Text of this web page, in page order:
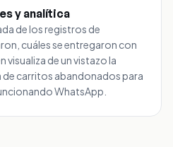
y analítica
de los registros de
cuáles se entregaron con
visualiza de un vistazo la
carritos abandonados para
WhatsApp.